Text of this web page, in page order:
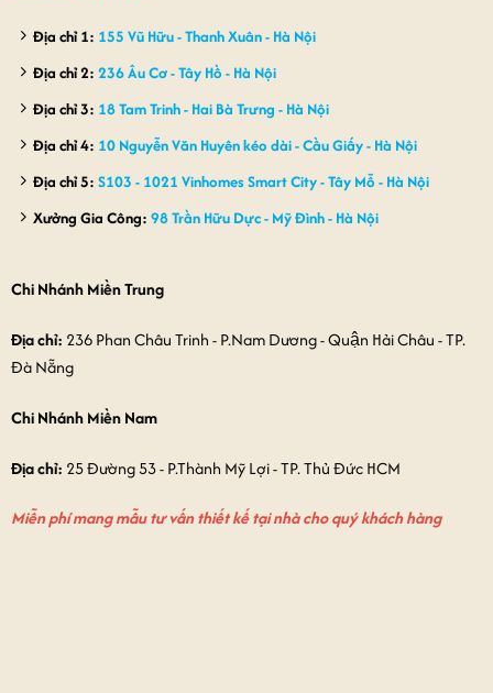
Địa chỉ 1: 155 Vũ Hữu - Thanh Xuân - Hà Nội
Địa chỉ 2: 236 Âu Cơ - Tây Hồ - Hà Nội
Địa chỉ 3: 18 Tam Trinh - Hai Bà Trưng - Hà Nội
Địa chỉ 4: 10 Nguyễn Văn Huyên kéo dài - Cầu Giấy - Hà Nội
Địa chỉ 5: S103 - 1021 Vinhomes Smart City - Tây Mỗ - Hà Nội
Xưởng Gia Công: 98 Trần Hữu Dực - Mỹ Đình - Hà Nội
Chi Nhánh Miền Trung
Địa chỉ: 236 Phan Châu Trinh - P.Nam Dương - Quận Hải Châu - TP.
Đà Nẵng
Chi Nhánh Miền Nam
Địa chỉ: 25 Đường 53 - P.Thành Mỹ Lợi - TP. Thủ Đức HCM
Miễn phí mang mẫu tư vấn thiết kế tại nhà cho quý khách hàng